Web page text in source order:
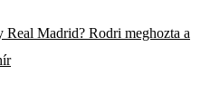
Real Madrid? Rodri meghozta a